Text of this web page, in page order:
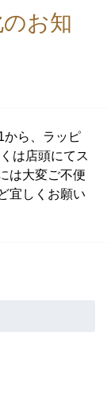
お知
から、ラッピ
は店頭にてス
は大変ご不便
宜しくお願い